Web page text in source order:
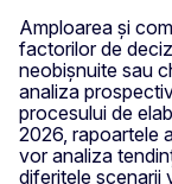
Amploarea și
factorilor de
neobișnuite sau
analiza
procesului de
2026, rapoartele
vor analiza
diferitele scenarii